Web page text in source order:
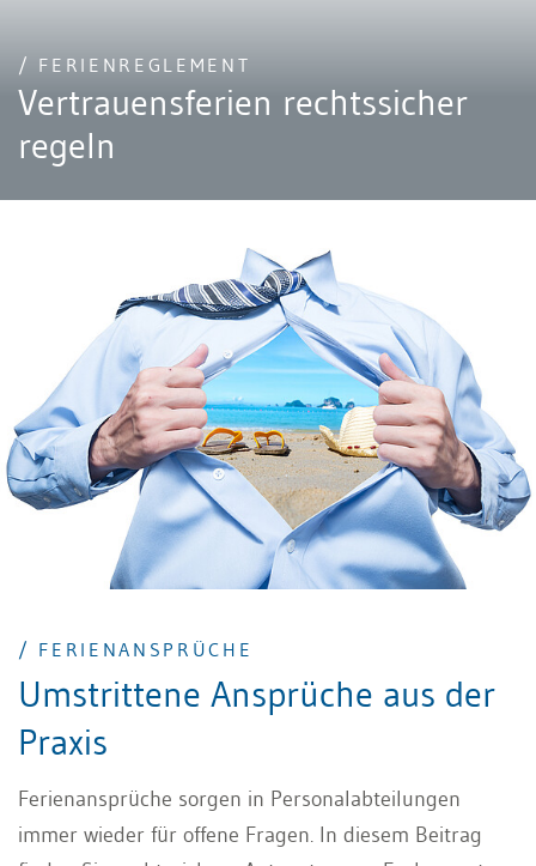
/ FERIENREGLEMENT
Vertrauensferien rechtssicher
regeln
/ FERIENANSPRÜCHE
Umstrittene Ansprüche aus der
Praxis
Ferienansprüche sorgen in Personalabteilungen
immer wieder für offene Fragen. In diesem Beitrag